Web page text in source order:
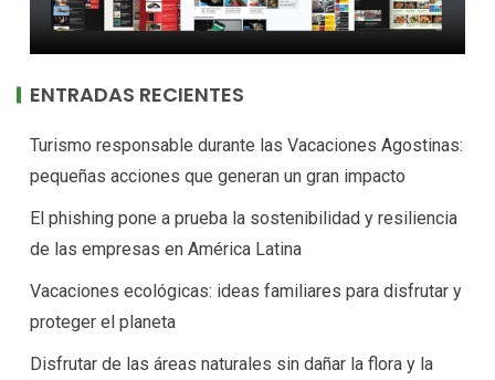
ENTRADAS RECIENTES
Turismo responsable durante las Vacaciones Agostinas:
pequeñas acciones que generan un gran impacto
El phishing pone a prueba la sostenibilidad y resiliencia
de las empresas en América Latina
Vacaciones ecológicas: ideas familiares para disfrutar y
proteger el planeta
Disfrutar de las áreas naturales sin dañar la flora y la